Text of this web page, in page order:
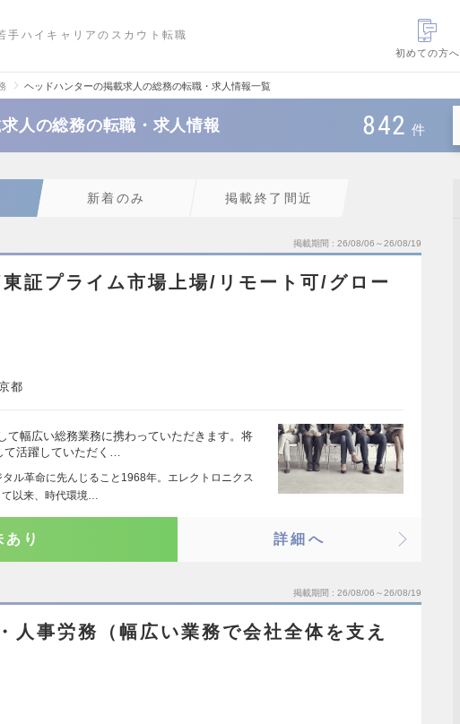
手ハイキャリアのスカウト転職
初めての方へ
ヘッドハンターの掲載求人の総務の転職・求人情報一覧
人の総務の転職・求人情報 842 件
新着のみ 掲載終了間近
掲載期間 26/08/06～26/08/19
東証プライム市場上場/リモート可/グロー
都
て幅広い総務業務に携わっていただきます。将
活躍していただく…
タル革命に先んじること1968年。エレクトロニクス
以来、時代環境…
あり 詳細へ
掲載期間 26/08/06～26/08/19
人事労務（幅広い業務で会社全体を支え